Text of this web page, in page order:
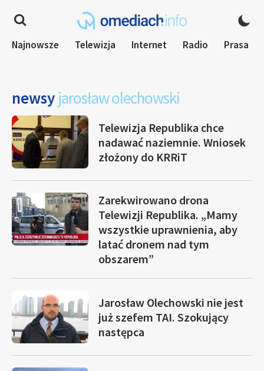
Najnowsze Telewizja Internet Radio Prasa
newsy jarosław olechowski
Telewizja Republika chce
nadawać naziemnie. Wniosek
złożony do KRRiT
Zarekwirowano drona
Telewizji Republika. „Mamy
wszystkie uprawnienia, aby
latać dronem nad tym
obszarem”
Jarosław Olechowski nie jest
już szefem TAI. Szokujący
następca